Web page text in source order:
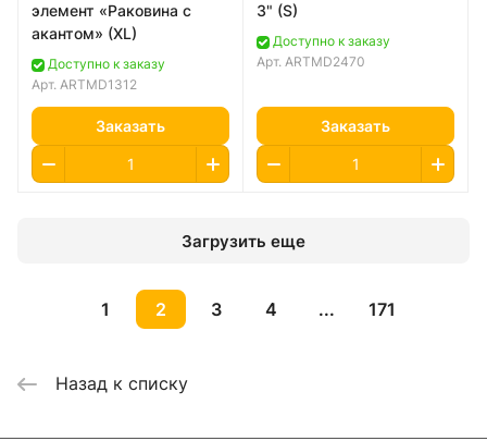
элемент «Раковина с
акантом» (XL)
Доступно к заказу
Арт. ARTMD1312
Заказать
3" (S)
Доступно к заказу
Арт. ARTMD2470
Заказать
Загрузить еще
1 2 3 4 ... 171
Назад к списку